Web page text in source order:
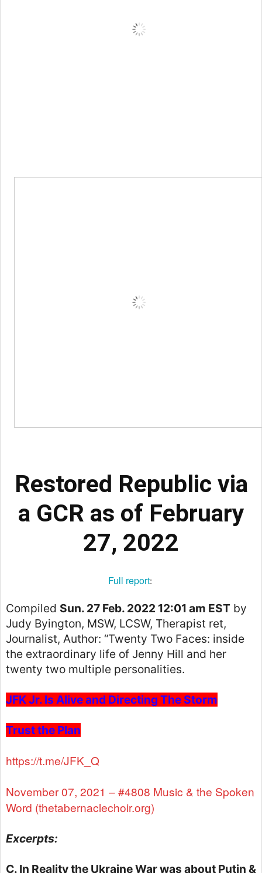
Restored Republic via
a GCR as of February
27, 2022
Full report:
Compiled Sun. 27 Feb. 2022 12:01 am EST by
Judy Byington, MSW, LCSW, Therapist ret,
Journalist, Author: “Twenty Two Faces: inside
the extraordinary life of Jenny Hill and her
twenty two multiple personalities.
JFK Jr. Is Alive and Directing The Storm
Trust the Plan
https://t.me/JFK_Q
November 07, 2021 – #4808 Music & the Spoken
Word (thetabernaclechoir.org)
Excerpts:
C. In Reality the Ukraine War was about Putin &